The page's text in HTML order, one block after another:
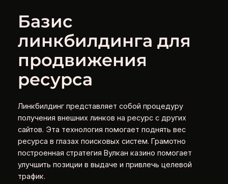
Базис
линкбилдинга для
продвижения
ресурса
Линкбилдинг представляет собой процедуру
получения внешних линков на ресурс с других
сайтов. Эта технология помогает поднять вес
ресурса в глазах поисковых систем. Грамотно
построенная стратегия Вулкан казино помогает
улучшить позиции в выдаче и привлечь целевой
трафик.